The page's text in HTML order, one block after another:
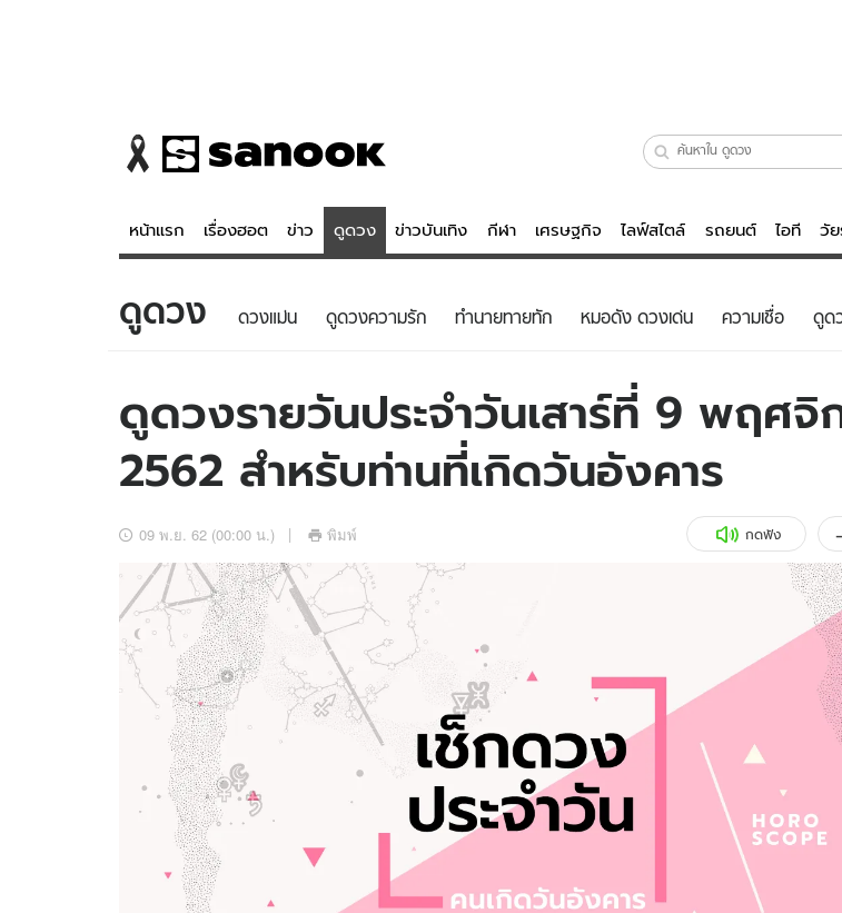
หน้าแรก เรื่องฮอต ข่าว ดูดวง ข่าวบันเทิง กีฬา เศรษฐกิจ ไลฟ์สไตล์ รถยนต์ ไอที วั
ข่าว
ข่าวบันเทิง
ข่าวกีฬา
ข่าวเศรษฐกิจ
อัปเดตจีน
เช็กข่าวชัวร์
ดูดวง - ตรวจหวย
สถิติหวยไทย
หวยลาว
ไลฟ์สไตล์
วัยรุ่น
ไอที
รถยนต์
สุขภาพ
Sanook Choice
ดาวน์โหลดสนุกแอปฟรี ติดตามสนุกโซเชียลได้ที่
สงวนลิขสิทธิ์ ©2569 บริษัท อิมเมจ ฟิวเจอร์ (ประเทศไทย) จำกัด
ดูดวง ดวงแม่น ดูดวงความรัก ทํานายทายทัก หมอดัง ดวงเด่น ความเชื่อ ดูด
ดูดวงรายวันประจำวันเสาร์ที่ 9 พฤศจิ
2562 สำหรับท่านที่เกิดวันอังคาร
09 พ.ย. 62 (00:00 น.) พิมพ์ กดฟัง -